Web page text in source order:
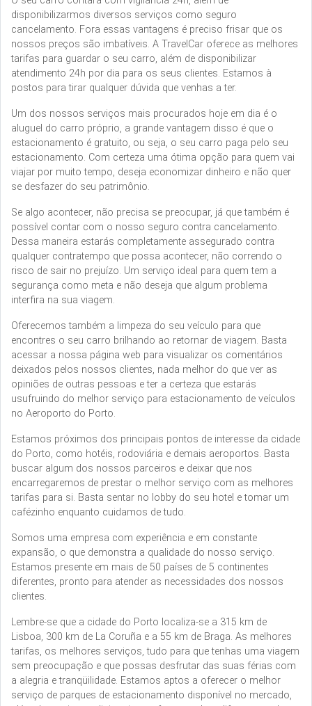
disponibilizarmos diversos serviços como seguro
cancelamento. Fora essas vantagens é preciso frisar que os
nossos preços são imbatíveis. A TravelCar oferece as melhores
tarifas para guardar o seu carro, além de disponibilizar
atendimento 24h por dia para os seus clientes. Estamos à
postos para tirar qualquer dúvida que venhas a ter.
Um dos nossos serviços mais procurados hoje em dia é o
aluguel do carro próprio, a grande vantagem disso é que o
estacionamento é gratuito, ou seja, o seu carro paga pelo seu
estacionamento. Com certeza uma ótima opção para quem vai
viajar por muito tempo, deseja economizar dinheiro e não quer
se desfazer do seu patrimônio.
Se algo acontecer, não precisa se preocupar, já que também é
possível contar com o nosso seguro contra cancelamento.
Dessa maneira estarás completamente assegurado contra
qualquer contratempo que possa acontecer, não correndo o
risco de sair no prejuízo. Um serviço ideal para quem tem a
segurança como meta e não deseja que algum problema
interfira na sua viagem.
Oferecemos também a limpeza do seu veículo para que
encontres o seu carro brilhando ao retornar de viagem. Basta
acessar a nossa página web para visualizar os comentários
deixados pelos nossos clientes, nada melhor do que ver as
opiniões de outras pessoas e ter a certeza que estarás
usufruindo do melhor serviço para estacionamento de veículos
no Aeroporto do Porto.
Estamos próximos dos principais pontos de interesse da cidade
do Porto, como hotéis, rodoviária e demais aeroportos. Basta
buscar algum dos nossos parceiros e deixar que nos
encarregaremos de prestar o melhor serviço com as melhores
tarifas para si. Basta sentar no lobby do seu hotel e tomar um
cafézinho enquanto cuidamos de tudo.
Somos uma empresa com experiência e em constante
expansão, o que demonstra a qualidade do nosso serviço.
Estamos presente em mais de 50 países de 5 continentes
diferentes, pronto para atender as necessidades dos nossos
clientes.
Lembre-se que a cidade do Porto localiza-se a 315 km de
Lisboa, 300 km de La Coruña e a 55 km de Braga. As melhores
tarifas, os melhores serviços, tudo para que tenhas uma viagem
sem preocupação e que possas desfrutar das suas férias com
a alegria e tranqüilidade. Estamos aptos a oferecer o melhor
serviço de parques de estacionamento disponível no mercado,